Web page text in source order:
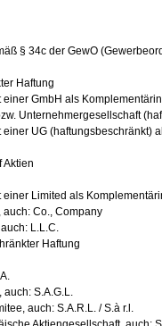
§ 34c der GewO
Haftung
GmbH als Komplementärin
Unternehmergesellschaft
UG (haftungsbeschränkt)
Aktien
Limited als
Co., Company
L.L.C.
Haftung
S.A.G.L.
auch: S.A.R.L. / S.à r.l.